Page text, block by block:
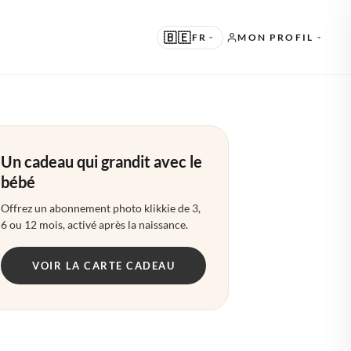
🇧🇪FR
· ENGLISH
LANGUES
· NEDERLANDS
· DEUTSCH
· FRANÇAIS
· ESPAÑOL
MON PROFIL
Un cadeau qui grandit avec le
bébé
Offrez un abonnement photo klikkie de 3,
6 ou 12 mois, activé après la naissance.
VOIR LA CARTE CADEAU